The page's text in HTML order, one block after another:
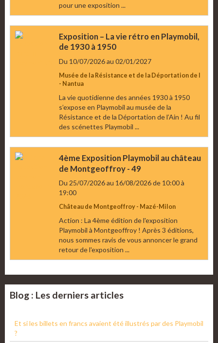
pour une exposition ...
Exposition – La vie rétro en Playmobil,
de 1930 à 1950
Du 10/07/2026au 02/01/2027
Musée de la Résistance et de la Déportation de l
- Nantua
La vie quotidienne des années 1930 à 1950
s’expose en Playmobil au musée de la
Résistance et de la Déportation de l’Ain ! Au fil
des scénettes Playmobil ...
4ème Exposition Playmobil au château
de Montgeoffroy - 49
Du 25/07/2026au 16/08/2026de 10:00à
19:00
Château de Montgeoffroy - Mazé-Milon
Action : La 4ème édition de l'exposition
Playmobil à Montgeoffroy ! Après 3 éditions,
nous sommes ravis de vous annoncer le grand
retour de l'exposition ...
Blog : Les derniers articles
Et si les billets en francs avaient été illustrés par des Playmobil
?